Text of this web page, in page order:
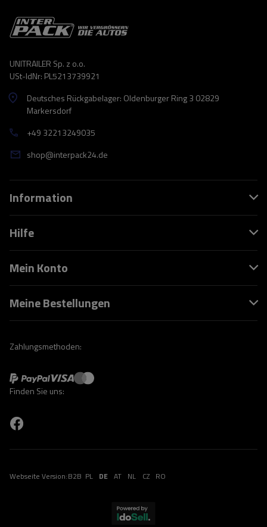
UNITRAILER Sp. z o.o.
USt-IdNr: PL5213739921
Deutsches Rückgabelager: Oldenburger Ring 3 02829
Markersdorf
+49 32213249035
shop@interpack24.de
Information
Hilfe
Mein Konto
Meine Bestellungen
Zahlungsmethoden:
Finden Sie uns:
Webseite Version:B2B PL DE AT NL CZ RO